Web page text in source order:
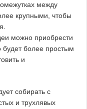
между
крупными, чтобы
можно приобрести
будет более простым
и
собирать с
и трухлявых